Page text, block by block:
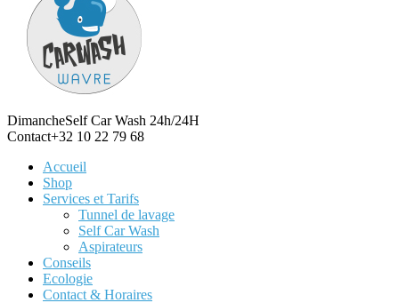
DimancheSelf Car Wash 24h/24H
Contact+32 10 22 79 68
Accueil
Shop
Services et Tarifs
Tunnel de lavage
Self Car Wash
Aspirateurs
Conseils
Ecologie
Contact & Horaires